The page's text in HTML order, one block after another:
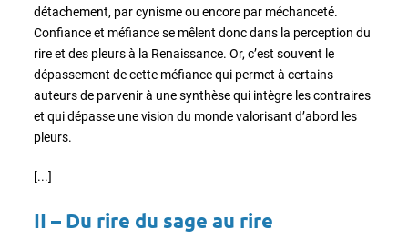
détachement, par cynisme ou encore par méchanceté.
Confiance et méfiance se mêlent donc dans la perception du
rire et des pleurs à la Renaissance. Or, c’est souvent le
dépassement de cette méfiance qui permet à certains
auteurs de parvenir à une synthèse qui intègre les contraires
et qui dépasse une vision du monde valorisant d’abord les
pleurs.
[...]
II – Du rire du sage au rire